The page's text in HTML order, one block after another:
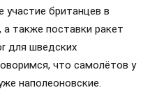
британцев в
а также поставки ракет
для шведских
что самолётов у
наполеоновские.